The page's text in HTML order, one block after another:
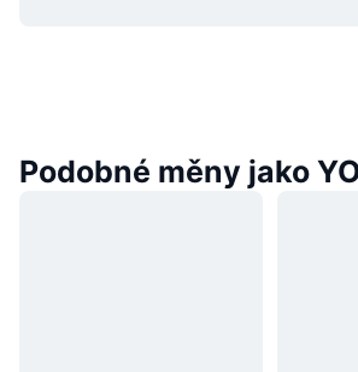
Podobné měny jako